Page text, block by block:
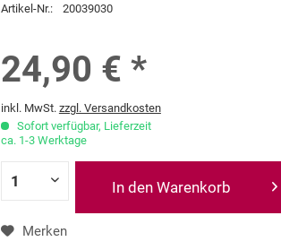
Artikel-Nr.: 20039030
24,90 € *
inkl. MwSt. zzgl. Versandkosten
Sofort verfügbar, Lieferzeit
ca. 1-3 Werktage
In den Warenkorb
Merken